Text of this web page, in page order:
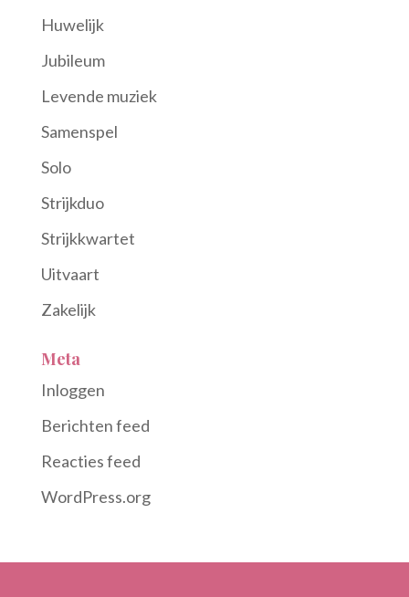
Huwelijk
Jubileum
Levende muziek
Samenspel
Solo
Strijkduo
Strijkkwartet
Uitvaart
Zakelijk
Meta
Inloggen
Berichten feed
Reacties feed
WordPress.org